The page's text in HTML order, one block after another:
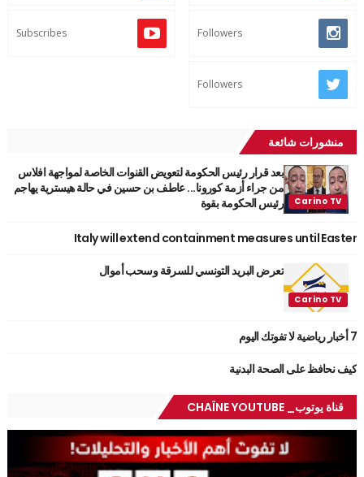
Followers
Subscribes
Followers
منشورات شائعة
بعد قرار رئيس الحكومة لتعويض القنوات الخاصة لمواجهة افلاس
من جراء أزمة كورونا... عاطف بن حسين في حالة هيسترية يهاجم
رئيس الحكومة بقوة
Italy will extend containment measures until Easter
تعرض البريد التونسي للسرقة وسحب أموال
7 أخبار رياضية لا تفوتك اليوم
كيف نحافظ على الصحة البدنية
قناة يوتوب_ CHAÎNE YOUTUBE